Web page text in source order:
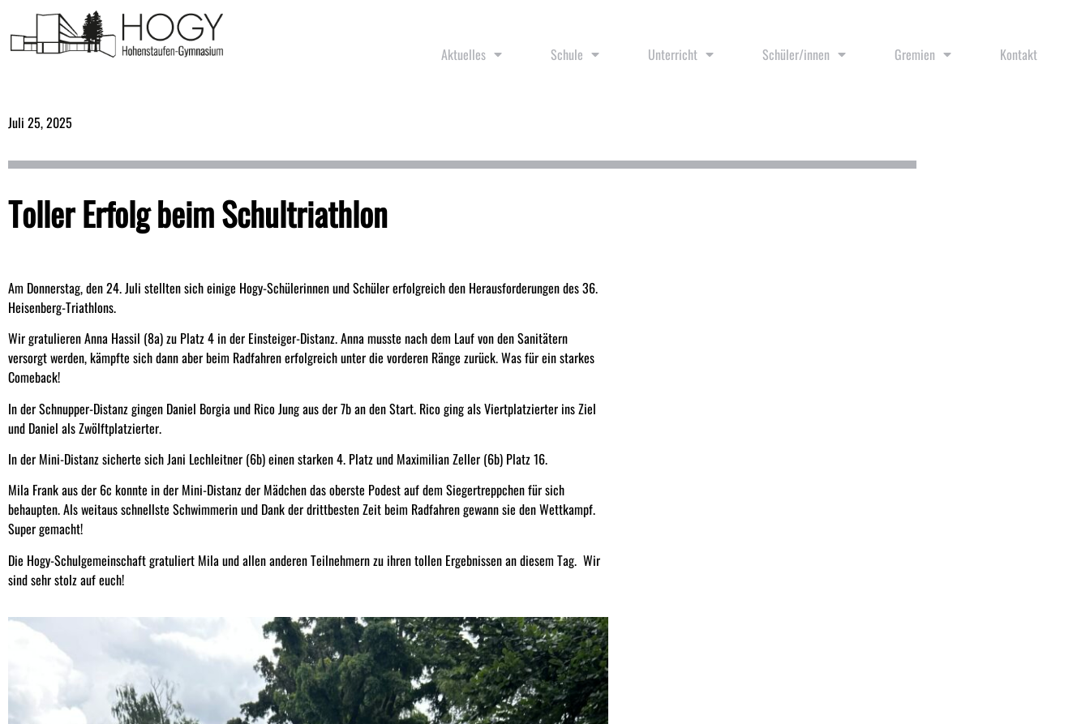
Aktuelles Schule Unterricht Schüler/innen Gremien Kontakt
Juli 25, 2025
Toller Erfolg beim Schultriathlon
Am Donnerstag, den 24. Juli stellten sich einige Hogy-Schülerinnen und Schüler erfolgreich den Herausforderungen des 36.
Heisenberg-Triathlons.
Wir gratulieren Anna Hassil (8a) zu Platz 4 in der Einsteiger-Distanz. Anna musste nach dem Lauf von den Sanitätern
versorgt werden, kämpfte sich dann aber beim Radfahren erfolgreich unter die vorderen Ränge zurück. Was für ein starkes
Comeback!
In der Schnupper-Distanz gingen Daniel Borgia und Rico Jung aus der 7b an den Start. Rico ging als Viertplatzierter ins Ziel
und Daniel als Zwölftplatzierter.
In der Mini-Distanz sicherte sich Jani Lechleitner (6b) einen starken 4. Platz und Maximilian Zeller (6b) Platz 16.
Mila Frank aus der 6c konnte in der Mini-Distanz der Mädchen das oberste Podest auf dem Siegertreppchen für sich
behaupten. Als weitaus schnellste Schwimmerin und Dank der drittbesten Zeit beim Radfahren gewann sie den Wettkampf.
Super gemacht!
Die Hogy-Schulgemeinschaft gratuliert Mila und allen anderen Teilnehmern zu ihren tollen Ergebnissen an diesem Tag. Wir
sind sehr stolz auf euch!